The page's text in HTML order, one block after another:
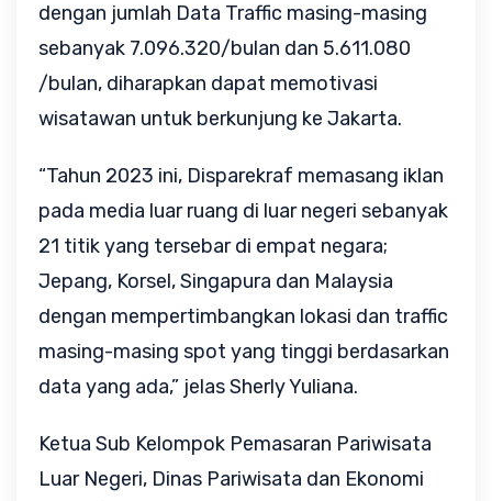
dengan jumlah Data Traffic masing-masing
sebanyak 7.096.320/bulan dan 5.611.080
/bulan, diharapkan dapat memotivasi
wisatawan untuk berkunjung ke Jakarta.
“Tahun 2023 ini, Disparekraf memasang iklan
pada media luar ruang di luar negeri sebanyak
21 titik yang tersebar di empat negara;
Jepang, Korsel, Singapura dan Malaysia
dengan mempertimbangkan lokasi dan traffic
masing-masing spot yang tinggi berdasarkan
data yang ada,” jelas Sherly Yuliana.
Ketua Sub Kelompok Pemasaran Pariwisata
Luar Negeri, Dinas Pariwisata dan Ekonomi